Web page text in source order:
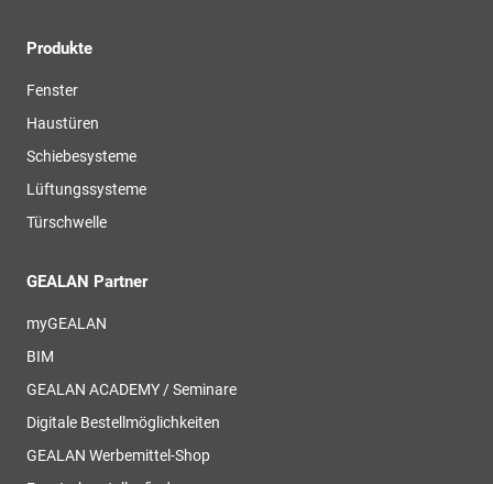
Produkte
Fenster
Haustüren
Schiebesysteme
Lüftungssysteme
Türschwelle
GEALAN Partner
myGEALAN
BIM
GEALAN ACADEMY / Seminare
Digitale Bestellmöglichkeiten
GEALAN Werbemittel-Shop